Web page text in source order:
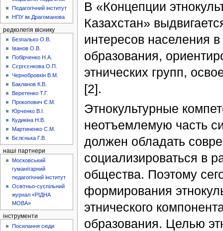
В «Концепции
Казахстан»
интересов населения
образования,
этнических групп,
[2].
Этнокультурные
неотъемлемую часть
должен обладать
социализироваться в
общества. Поэтому
формирования
этнического
образования. Целью
Педагогічний інститут
НПУ ім.Драгоманова
редколегія віснику
Безпалько О.В.
Іванов О.В.
Побірченко Н.А.
Сєргєєнкова О.П.
Чернобровкін В.М.
Бакланов К.В.
Веретенко Т.Г.
Прокопович Є.М.
Юрченко В.І.
Кудикіна Н.В.
Мартиненко С.М.
Бєлєнька Г.В.
наші партнери
Московський
гуманітарний
педагогічний інститут
Освітньо-суспільний
журнал «РІДНА
МОВА»
інструменти
Посилання сюди